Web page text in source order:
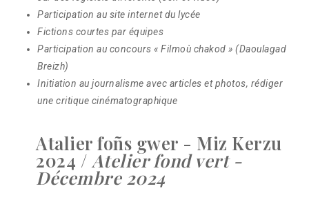
Participation au site internet du lycée
Fictions courtes par équipes
Participation au concours « Filmoù chakod » (Daoulagad
Breizh)
Initiation au journalisme avec articles et photos, rédiger
une critique cinématographique
Atalier foñs gwer - Miz Kerzu
2024 / Atelier fond vert -
Décembre 2024